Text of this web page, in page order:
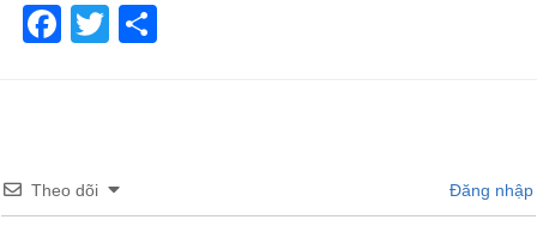
Facebook
Twitter
Theo dõi Đăng nhập